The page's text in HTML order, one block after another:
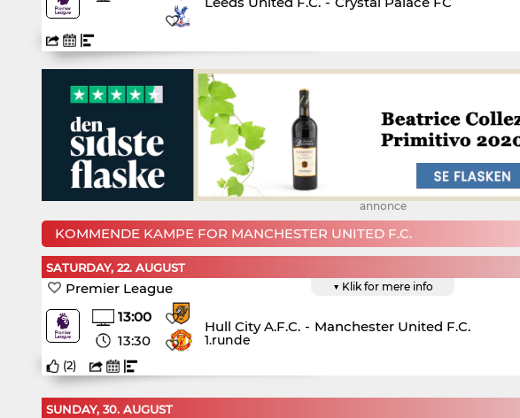
annonce
KOMMENDE KAMPE FOR MANCHESTER UNITED F.C.
SATURDAY, 22. AUGUST
▼ Klik for mere info
Premier League
13:00
13:30
Hull City A.F.C. - Manchester United F.C.
1.runde
(2)
SUNDAY, 30. AUGUST